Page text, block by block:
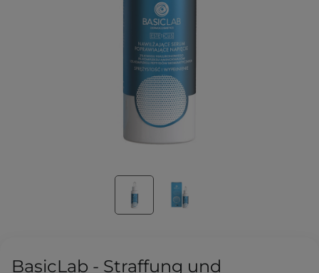
BasicLab - Straffung und